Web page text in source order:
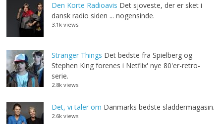
Den Korte Radioavis Det sjoveste, der er sket i
dansk radio siden ... nogensinde.
3.1k views
Stranger Things Det bedste fra Spielberg og
Stephen King forenes i Netflix' nye 80'er-retro-
serie.
2.8k views
Det, vi taler om Danmarks bedste sladdermagasin.
2.6k views